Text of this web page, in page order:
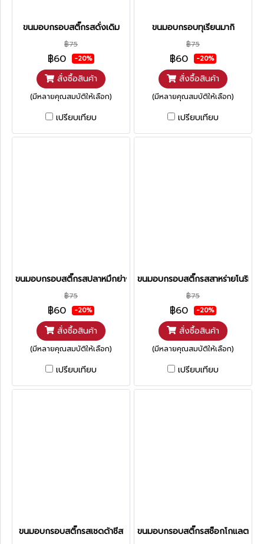
ขนมอบกรอบสติ๊กรสดั่งเดิม
฿75
฿60 -20%
สั่งซื้อสินค้า
(มีหลายคุณสมบัติให้เลือก)
เปรียบเทียบ
ขนมอบกรอบทุเรียนมากิ
฿75
฿60 -20%
สั่งซื้อสินค้า
(มีหลายคุณสมบัติให้เลือก)
เปรียบเทียบ
ขนมอบกรอบสติ๊กรสปลาหมึกย่าง
฿75
฿60 -20%
สั่งซื้อสินค้า
(มีหลายคุณสมบัติให้เลือก)
เปรียบเทียบ
ขนมอบกรอบสติ๊กรสสาหร่ายโนริมากิ
฿75
฿60 -20%
สั่งซื้อสินค้า
(มีหลายคุณสมบัติให้เลือก)
เปรียบเทียบ
ขนมอบกรอบสติ๊กรสเชดด้าชีส ขนมอบกรอบสติ๊กรสช็อกโกแลต